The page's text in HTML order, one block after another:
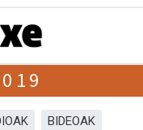
BIDEOAK